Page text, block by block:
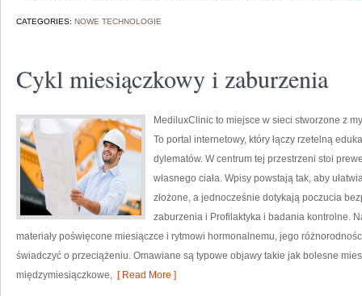
CATEGORIES: NOWE TECHNOLOGIE
Cykl miesiączkowy i zaburzenia
MediluxClinic to miejsce w sieci stworzone z
To portal internetowy, który łączy rzetelną
dylematów. W centrum tej przestrzeni stoi
własnego ciała. Wpisy powstają tak, aby
złożone, a jednocześnie dotykają poczucia
zaburzenia i Profilaktyka i badania kontrolne.
materiały poświęcone miesiączce i rytmowi hormonalnemu, jego
świadczyć o przeciążeniu. Omawiane są typowe objawy takie jak bolesne
międzymiesiączkowe, [ Read More ]